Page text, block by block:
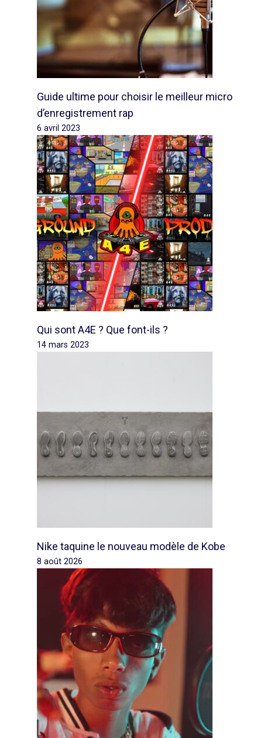
Guide ultime pour choisir le meilleur micro
d’enregistrement rap
6 avril 2023
Qui sont A4E ? Que font-ils ?
14 mars 2023
Nike taquine le nouveau modèle de Kobe
8 août 2026